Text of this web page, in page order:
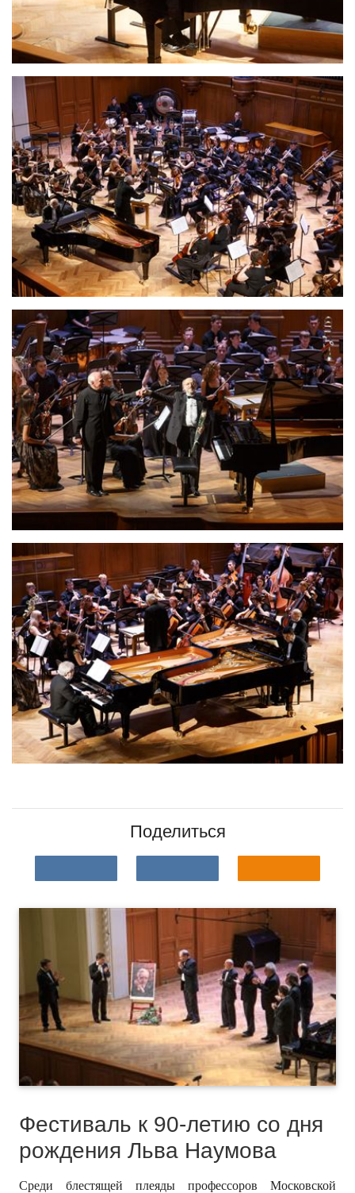
Поделиться
Фестиваль к 90-летию со дня
рождения Льва Наумова
Среди блестящей плеяды профессоров Московской